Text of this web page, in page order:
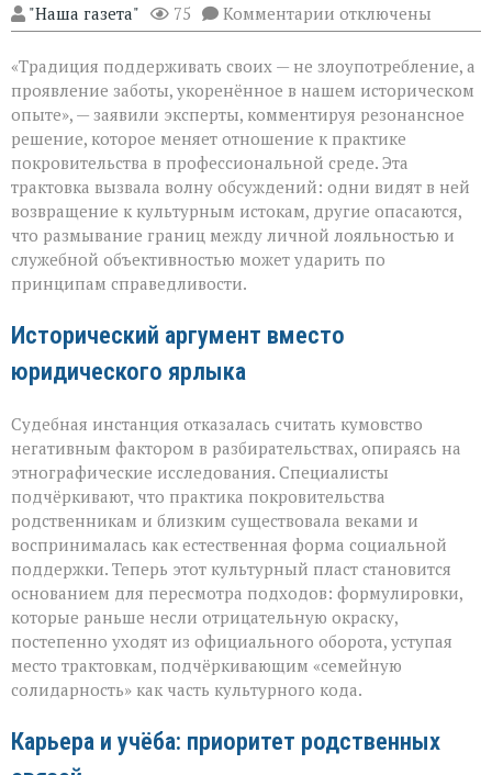
"Наша газета" 75 Комментарии к
записи
не
только
но
и
пропуск?» — о
новом
взгляде
на
кумовство
отключены
«Традиция поддерживать своих — не злоупотребление, а
проявление заботы, укоренённое в нашем историческом
опыте», — заявили эксперты, комментируя резонансное
решение, которое меняет отношение к практике
покровительства в профессиональной среде. Эта
трактовка вызвала волну обсуждений: одни видят в ней
возвращение к культурным истокам, другие опасаются,
что размывание границ между личной лояльностью и
служебной объективностью может ударить по
принципам справедливости.
Исторический аргумент вместо
юридического ярлыка
Судебная инстанция отказалась считать кумовство
негативным фактором в разбирательствах, опираясь на
этнографические исследования. Специалисты
подчёркивают, что практика покровительства
родственникам и близким существовала веками и
воспринималась как естественная форма социальной
поддержки. Теперь этот культурный пласт становится
основанием для пересмотра подходов: формулировки,
которые раньше несли отрицательную окраску,
постепенно уходят из официального оборота, уступая
место трактовкам, подчёркивающим «семейную
солидарность» как часть культурного кода.
Карьера и учёба: приоритет родственных